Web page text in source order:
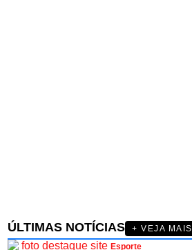
ÚLTIMAS NOTÍCIAS
+ VEJA MAIS
Esporte